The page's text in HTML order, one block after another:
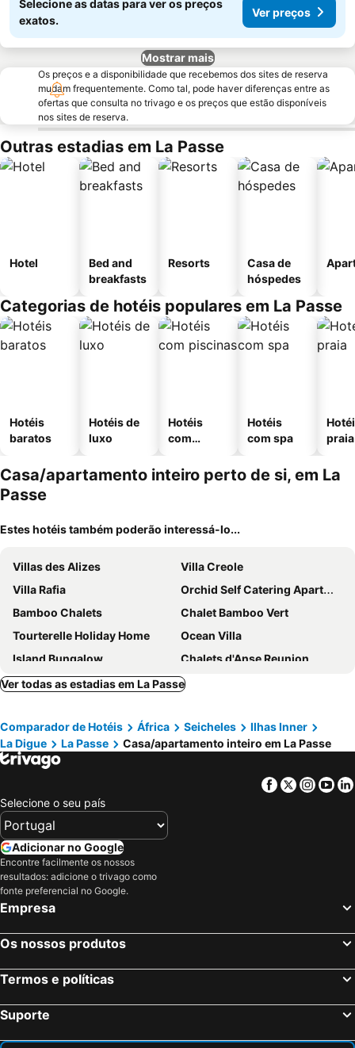
Selecione as datas para ver os preços
exatos.
Ver preços
Mostrar mais
Os preços e a disponibilidade que recebemos dos sites de reserva
mudam frequentemente. Como tal, pode haver diferenças entre as
ofertas que consulta no trivago e os preços que estão disponíveis
nos sites de reserva.
Outras estadias em La Passe
Hotel
Bed and
breakfasts
Resorts
Casa de
hóspedes
Categorias de hotéis populares em La Passe
Hotéis
baratos
Hotéis de
luxo
Hotéis
com
Hotéis
com spa
praia
Casa/apartamento inteiro perto de si, em La
Passe
Estes hotéis também poderão interessá-lo...
Villas des Alizes
Villa Creole
Villa Rafia
Orchid Self Catering Apartment
Bamboo Chalets
Chalet Bamboo Vert
Tourterelle Holiday Home
Ocean Villa
Island Bungalow
Chalets d'Anse Reunion
Le Relax Self Catering Apartment
Les 3 Etoiles Holiday Villas
Mirella Villa
Yvons Tropical Villa
Belle Vacance
Ver todas as estadias em La Passe
Comparador de Hotéis África Seicheles
Ilhas Inner
La Digue
La Passe Casa/apartamento inteiro em La Passe
Facebook
Twitter
Selecione o seu país
Adicionar no Google
Encontre facilmente os nossos
resultados: adicione o trivago como
fonte preferencial no Google.
Empresa
Os nossos produtos
Termos e políticas
Suporte